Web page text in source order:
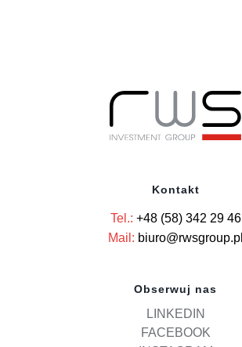
Kontakt
Tel.: +48 (58) 342 29 46
Mail: biuro@rwsgroup.pl
Obserwuj nas
LINKEDIN
FACEBOOK